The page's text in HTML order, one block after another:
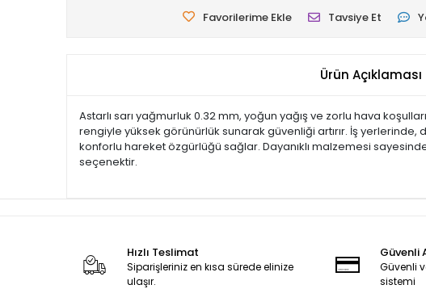
Favorilerime Ekle Tavsiye Et
Ürün Açıklaması
Astarlı sarı yağmurluk 0.32 mm, yoğun yağış ve zorlu hava
rengiyle yüksek görünürlük sunarak güvenliği artırır. İş
konforlu hareket özgürlüğü sağlar. Dayanıklı malzemesi
seçenektir.
Hızlı Teslimat
Siparişleriniz en kısa sürede elinize
ulaşır.
Güvenli
Güvenli
sistemi